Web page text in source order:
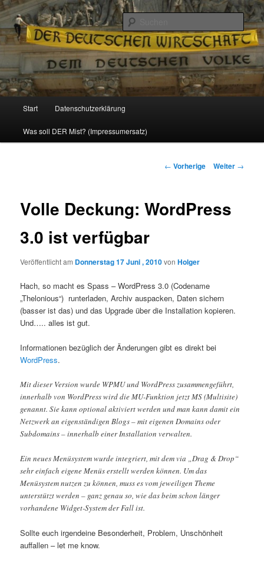
Reizzentrum
Politik, Wirtschaft, Soziales und Gesellschaft
Zum
Inhalt
Start Datenschutzerklärung
Was soll DER Mist? (Impressumersatz)
Beitrags-
← Vorherige Weiter →
Volle Deckung: WordPress
3.0 ist verfügbar
Veröffentlicht am Donnerstag 17 Juni , 2010vonHolger
Hach, so macht es Spass – WordPress 3.0 (Codename
„Thelonious“) runterladen, Archiv auspacken, Daten sichern
(basser ist das) und das Upgrade über die Installation kopieren.
Und….. alles ist gut.
Informationen bezüglich der Änderungen gibt es direkt bei
WordPress.
Mit dieser Version wurde WPMU und WordPress zusammengeführt,
innerhalb von WordPress wird die MU-Funktion jetzt MS (Multisite)
genannt. Sie kann optional aktiviert werden und man kann damit ein
Netzwerk an eigenständigen Blogs – mit eigenen Domains oder
Subdomains – innerhalb einer Installation verwalten.
Ein neues Menüsystem wurde integriert, mit dem via „Drag & Drop“
sehr einfach eigene Menüs erstellt werden können. Um das
Menüsystem nutzen zu können, muss es vom jeweiligen Theme
unterstützt werden – ganz genau so, wie das beim schon länger
vorhandene Widget-System der Fall ist.
Sollte euch irgendeine Besonderheit, Problem, Unschönheit
auffallen – let me know.